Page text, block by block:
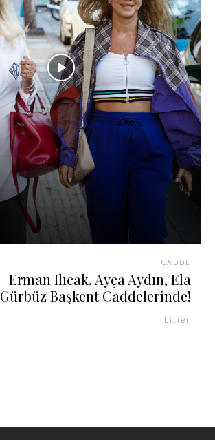
CADDE
Erman Ilıcak, Ayça Aydın, Ela
Gürbüz Başkent Caddelerinde!
bitter